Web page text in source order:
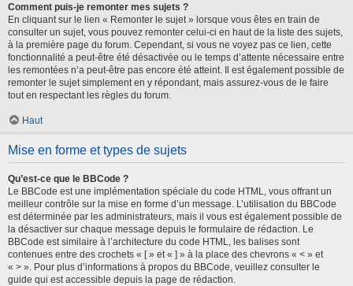
Comment puis-je remonter mes sujets ?
En cliquant sur le lien « Remonter le sujet » lorsque vous êtes en train de
consulter un sujet, vous pouvez remonter celui-ci en haut de la liste des sujets,
à la première page du forum. Cependant, si vous ne voyez pas ce lien, cette
fonctionnalité a peut-être été désactivée ou le temps d’attente nécessaire entre
les remontées n’a peut-être pas encore été atteint. Il est également possible de
remonter le sujet simplement en y répondant, mais assurez-vous de le faire
tout en respectant les règles du forum.
Haut
Mise en forme et types de sujets
Qu’est-ce que le BBCode ?
Le BBCode est une implémentation spéciale du code HTML, vous offrant un
meilleur contrôle sur la mise en forme d’un message. L’utilisation du BBCode
est déterminée par les administrateurs, mais il vous est également possible de
la désactiver sur chaque message depuis le formulaire de rédaction. Le
BBCode est similaire à l’architecture du code HTML, les balises sont
contenues entre des crochets « [ » et « ] » à la place des chevrons « < » et
« > ». Pour plus d’informations à propos du BBCode, veuillez consulter le
guide qui est accessible depuis la page de rédaction.